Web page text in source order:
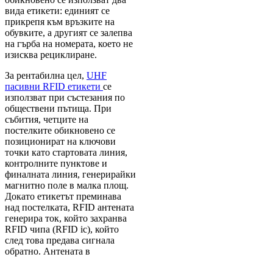
вида етикети: единият се
прикрепя към връзките на
обувките, а другият се залепва
на гърба на номерата, което не
изисква рециклиране.
За рентабилна цел, UHF
пасивни RFID етикети се
използват при състезания по
обществени пътища. При
събития, четците на
постелките обикновено се
позиционират на ключови
точки като стартовата линия,
контролните пунктове и
финалната линия, генерирайки
магнитно поле в малка площ.
Докато етикетът преминава
над постелката, RFID антената
генерира ток, който захранва
RFID чипа (RFID ic), който
след това предава сигнала
обратно. Антената в